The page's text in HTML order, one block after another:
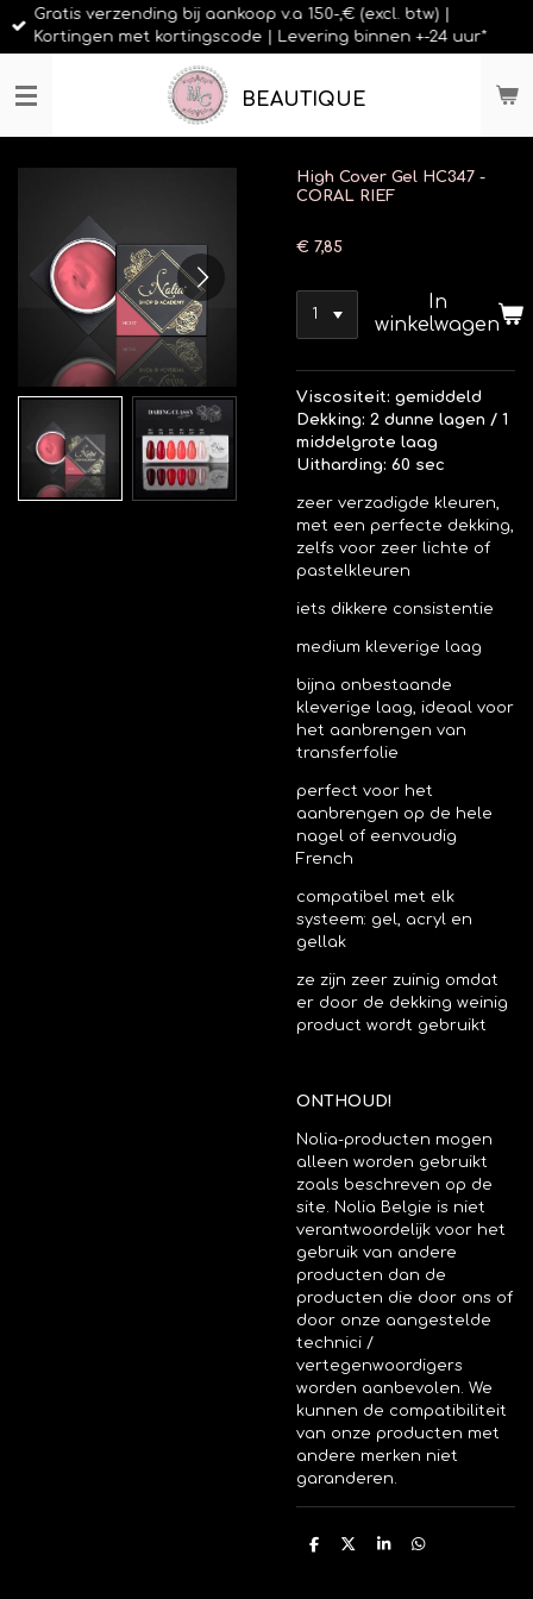
Ga
direct
de
BEAUTIQUE
Gratis verzending bij aankoop v.a 150-,€ (excl. btw) |
Kortingen met kortingscode | Levering binnen +-24 uur*
High Cover Gel HC347 -
CORAL RIEF
€ 7,85
In
winkelwagen
Viscositeit: gemiddeld
Dekking: 2 dunne lagen / 1
middelgrote laag
Uitharding: 60 sec
zeer verzadigde kleuren,
met een perfecte dekking,
zelfs voor zeer lichte of
pastelkleuren
iets dikkere consistentie
medium kleverige laag
bijna onbestaande
kleverige laag, ideaal voor
het aanbrengen van
transferfolie
perfect voor het
aanbrengen op de hele
nagel of eenvoudig
French
compatibel met elk
systeem: gel, acryl en
gellak
ze zijn zeer zuinig omdat
er door de dekking weinig
product wordt gebruikt
ONTHOUD!
Nolia-producten mogen
alleen worden gebruikt
zoals beschreven op de
site. Nolia Belgie is niet
verantwoordelijk voor het
gebruik van andere
producten dan de
producten die door ons of
door onze aangestelde
technici /
vertegenwoordigers
worden aanbevolen. We
kunnen de compatibiliteit
van onze producten met
andere merken niet
garanderen.
D
D
S
D